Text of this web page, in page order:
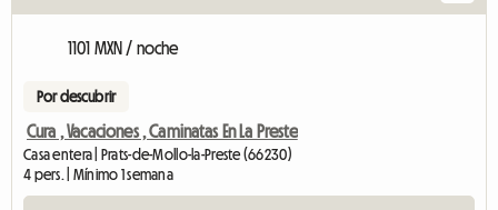
1101 MXN / noche
Por descubrir
Cura , Vacaciones , Caminatas En La Preste
Casa entera | Prats-de-Mollo-la-Preste (66230)
4 pers. | Mínimo 1 semana